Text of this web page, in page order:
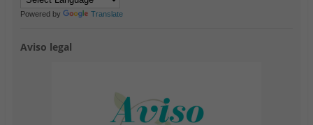
Powered by Translate
Aviso legal